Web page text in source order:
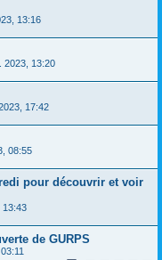
13:16
2023, 13:20
17:42
08:55
pour découvrir et voir
13:43
de GURPS